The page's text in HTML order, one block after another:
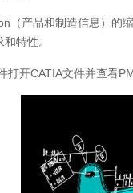
产品和制造信息）的
特性。
打开CATIA文件并查看